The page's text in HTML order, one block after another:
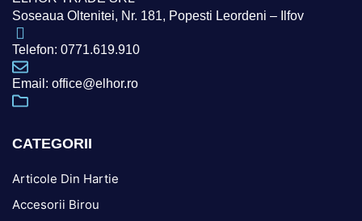
Soseaua Oltenitei, Nr. 181, Popesti Leordeni – Ilfov
Telefon: 0771.619.910
Email: office@elhor.ro
CATEGORII
Articole Din Hartie
Accesorii Birou